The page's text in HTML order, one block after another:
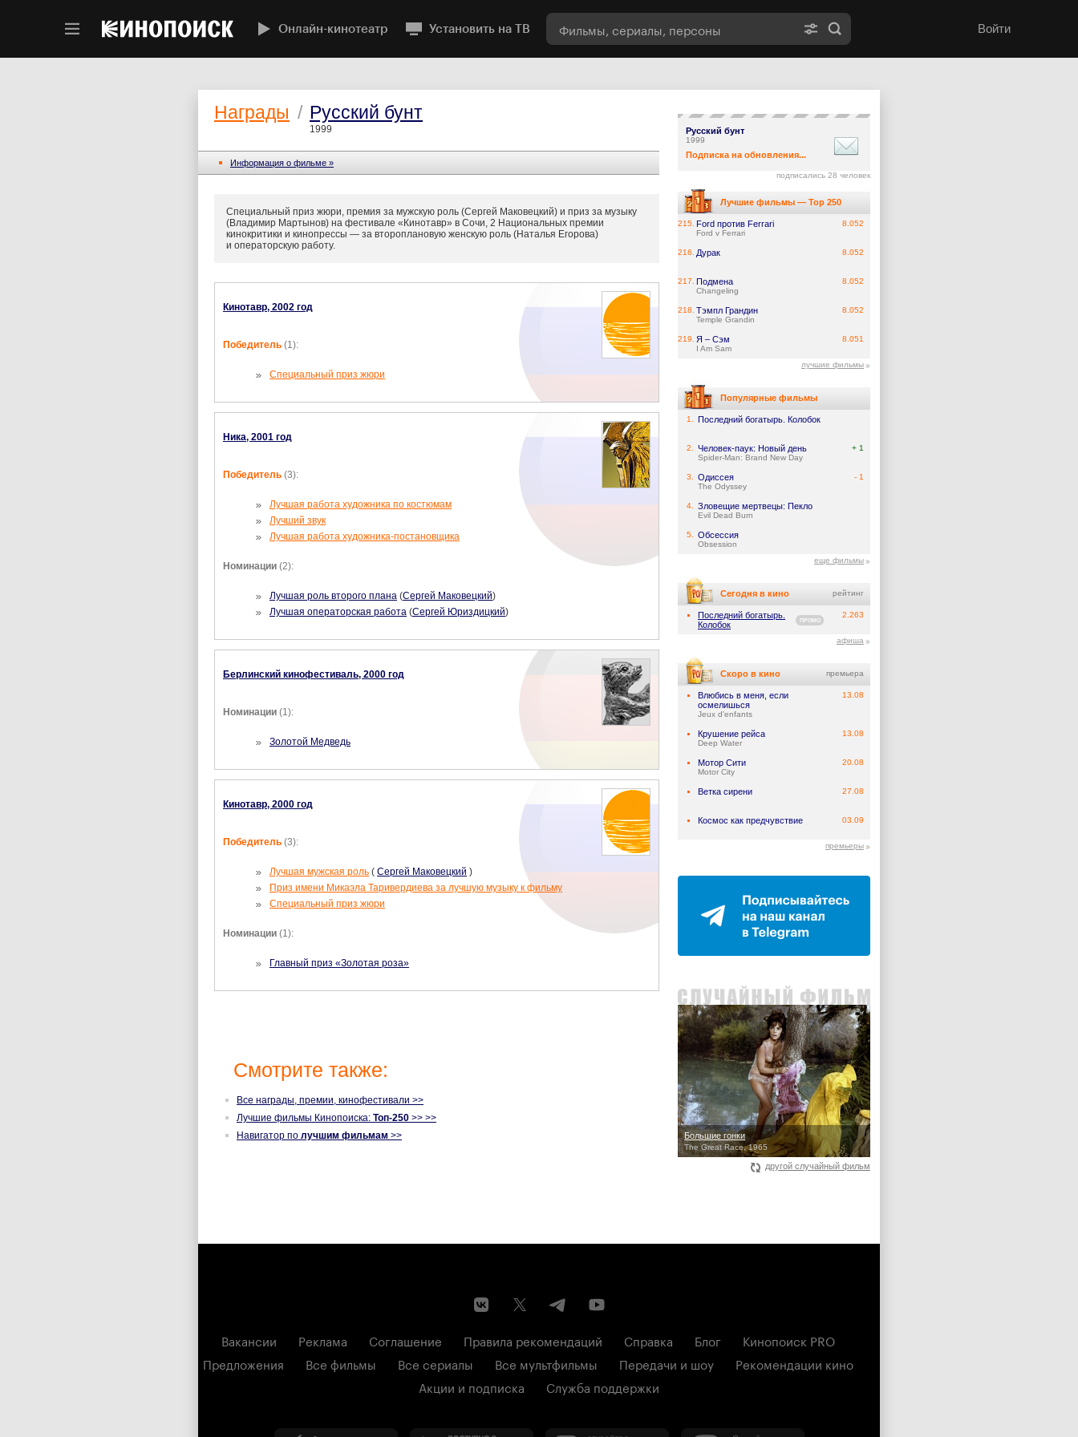
Онлайн-кинотеатр Установить на ТВ Войти
Награды / Русский бунт
1999
Информация о фильме »
Специальный приз жюри, премия за мужскую роль (Сергей Маковецкий) и приз за музыку
(Владимир Мартынов) на фестивале «Кинотавр» в Сочи, 2 Национальных премии
кинокритики и кинопрессы — за второплановую женскую роль (Наталья Егорова)
и операторскую работу.
Кинотавр, 2002 год
Победитель (1):
Специальный приз жюри
Ника, 2001 год
Победитель (3):
Лучшая работа художника по костюмам
Лучший звук
Лучшая работа художника-постановщика
Номинации (2):
Лучшая роль второго плана (Сергей Маковецкий)
Лучшая операторская работа (Сергей Юриздицкий)
Берлинский кинофестиваль, 2000 год
Номинации (1):
Золотой Медведь
Кинотавр, 2000 год
Победитель (3):
Лучшая мужская роль ( Сергей Маковецкий )
Приз имени Микаэла Таривердиева за лучшую музыку к фильму
Специальный приз жюри
Номинации (1):
Главный приз «Золотая роза»
Смотрите также:
Все награды, премии, кинофестивали >>
Лучшие фильмы Кинопоиска: Топ-250 >> >>
Навигатор по лучшим фильмам >>
Русский бунт
1999
Подписка на обновления...
подписались 28 человек
Лучшие фильмы — Top 250
215. Ford против Ferrari
Ford v Ferrari
8.052
216. Дурак 8.052
217. Подмена
Changeling
8.052
218. Тэмпл Грандин
Temple Grandin
8.052
219. Я – Сэм
I Am Sam
8.051
лучшие фильмы
Популярные фильмы
1. Последний богатырь. Колобок
2. Человек-паук: Новый день
Spider-Man: Brand New Day
+ 1
3. Одиссея
The Odyssey
- 1
4. Зловещие мертвецы: Пекло
Evil Dead Burn
5. Обсессия
Obsession
еще фильмы
Сегодня в кино рейтинг
Последний богатырь.
Колобок
ПРОМО
2.263
афиша
Скоро в кино премьера
Влюбись в меня, если
осмелишься
Jeux d'enfants
13.08
Крушение рейса
Deep Water
13.08
Мотор Сити
Motor City
20.08
Ветка сирени 27.08
Космос как предчувствие 03.09
премьеры
Большие гонки
The Great Race, 1965
другой случайный фильм
Вакансии Реклама Соглашение Правила рекомендаций Справка Блог
Кинопоиск PRO
Предложения
Все фильмы Все сериалы Все мультфильмы Передачи и шоу
Рекомендации кино
Акции и подписка
Служба поддержки